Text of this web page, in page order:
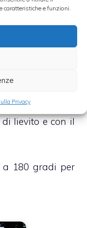
caratteristiche e funzioni.
Privacy
al quale,
la
Da ultimo
lievito e con il
a 180 gradi per